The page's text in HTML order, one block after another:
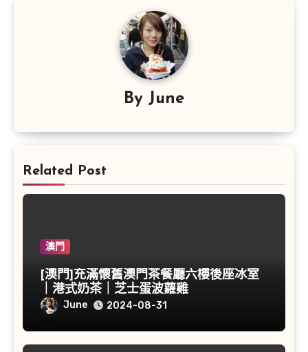
By June
Related Post
澳門
[澳門]充滿懷舊澳門茶餐廳六樓後座冰室
｜港式奶茶｜芝士蛋波蘿雞
June 2024-08-31